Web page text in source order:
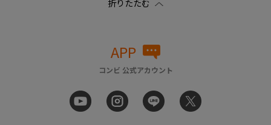
APP
コンビ 公式アカウント